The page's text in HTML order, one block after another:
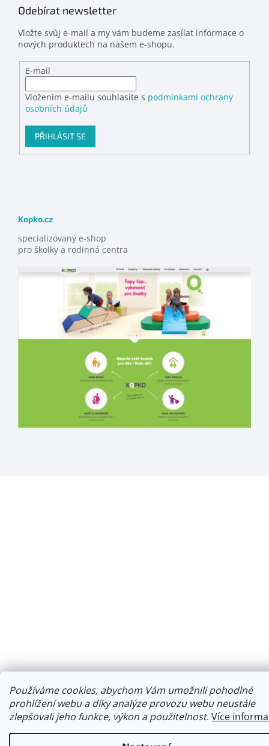
Používáme cookies, abychom Vám umožnili pohodlné
prohlížení webu a díky analýze provozu webu neustále
zlepšovali jeho funkce, výkon a použitelnost. Více
Odebírat newsletter
Vložte svůj e-mail a my vám budeme zasílat informace o
nových produktech na našem e-shopu.
E-mail
Vložením e-mailu souhlasíte s podmínkami ochrany
osobních údajů
PŘIHLÁSIT SE
Kopko.cz
specializovaný e-shop
pro školky a rodinná centra